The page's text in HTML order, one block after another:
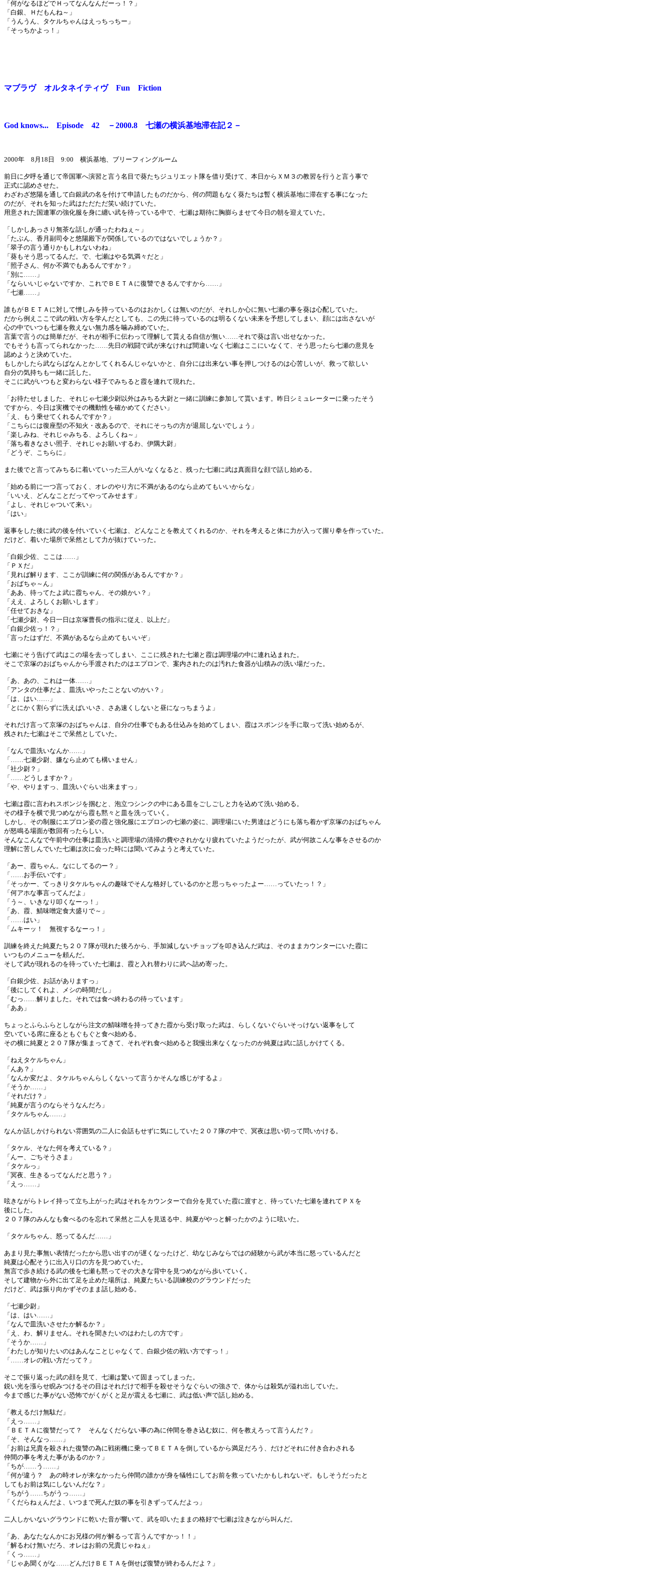
「何がなるほどでＨってなんなんだーっ！？」
「白銀、Ｈだもんね～」
「うんうん、タケルちゃんはえっちっちー」
「そっちかよっ！」
マブラヴ オルタネイティヴ Fun Fiction
God knows... Episode 42 －2000.8 七瀬の横浜基地滞在記２－
2000年 8月18日 9:00 横浜基地、ブリーフィングルーム
前日に夕呼を通じて帝国軍へ演習と言う名目で葵たちジュリエット隊を借り受けて、本日からＸＭ３の教習を行うと言う事で
正式に認めさせた。
わざわざ悠陽を通して白銀武の名を付けて申請したものだから、何の問題もなく葵たちは暫く横浜基地に滞在する事になった
のだが、それを知った武はただただ笑い続けていた。
用意された国連軍の強化服を身に纏い武を待っている中で、七瀬は期待に胸膨らませて今日の朝を迎えていた。
「しかしあっさり無茶な話しが通ったわねぇ～」
「たぶん、香月副司令と悠陽殿下が関係しているのではないでしょうか？」
「翠子の言う通りかもしれないわね」
「葵もそう思ってるんだ。で、七瀬はやる気満々だと」
「照子さん、何か不満でもあるんですか？」
「別に……」
「ならいいじゃないですか、これでＢＥＴＡに復讐できるんですから……」
「七瀬……」
誰もがＢＥＴＡに対して憎しみを持っているのはおかしくは無いのだが、それしか心に無い七瀬の事を葵は心配していた。
だから例えここで武の戦い方を学んだとしても、この先に待っているのは明るくない未来を予想してしまい、顔には出さないが
心の中でいつも七瀬を救えない無力感を噛み締めていた。
言葉で言うのは簡単だが、それが相手に伝わって理解して貰える自信が無い……それで葵は言い出せなかった。
でもそうも言ってられなかった……先日の戦闘で武が来なければ間違いなく七瀬はここにいなくて、そう思ったら七瀬の意見を
認めようと決めていた。
もしかしたら武ならばなんとかしてくれるんじゃないかと、自分には出来ない事を押しつけるのは心苦しいが、救って欲しい
自分の気持ちも一緒に託した。
そこに武がいつもと変わらない様子でみちると霞を連れて現れた。
「お待たせしました、それじゃ七瀬少尉以外はみちる大尉と一緒に訓練に参加して貰います。昨日シミュレーターに乗ったそう
ですから、今日は実機でその機動性を確かめてください」
「え、もう乗せてくれるんですか？」
「こちらには復座型の不知火・改あるので、それにそっちの方が退屈しないでしょう」
「楽しみね、それじゃみちる、よろしくね～」
「落ち着きなさい照子、それじゃお願いするわ、伊隅大尉」
「どうぞ、こちらに」
また後でと言ってみちるに着いていった三人がいなくなると、残った七瀬に武は真面目な顔で話し始める。
「始める前に一つ言っておく、オレのやり方に不満があるのなら止めてもいいからな」
「いいえ、どんなことだってやってみせます」
「よし、それじゃついて来い」
「はい」
返事をした後に武の後を付いていく七瀬は、どんなことを教えてくれるのか、それを考えると体に力が入って握り拳を作っていた。
だけど、着いた場所で呆然として力が抜けていった。
「白銀少佐、ここは……」
「ＰＸだ」
「見れば解ります、ここが訓練に何の関係があるんですか？」
「おばちゃ～ん」
「ああ、待ってたよ武に霞ちゃん、その娘かい？」
「ええ、よろしくお願いします」
「任せておきな」
「七瀬少尉、今日一日は京塚曹長の指示に従え、以上だ」
「白銀少佐っ！？」
「言ったはずだ、不満があるなら止めてもいいぞ」
七瀬にそう告げて武はこの場を去ってしまい、ここに残された七瀬と霞は調理場の中に連れ込まれた。
そこで京塚のおばちゃんから手渡されたのはエプロンで、案内されたのは汚れた食器が山積みの洗い場だった。
「あ、あの、これは一体……」
「アンタの仕事だよ、皿洗いやったことないのかい？」
「は、はい……」
「とにかく割らずに洗えばいいさ、さあ速くしないと昼になっちまうよ」
それだけ言って京塚のおばちゃんは、自分の仕事でもある仕込みを始めてしまい、霞はスポンジを手に取って洗い始めるが、
残された七瀬はそこで呆然としていた。
「なんで皿洗いなんか……」
「……七瀬少尉、嫌なら止めても構いません」
「社少尉？」
「……どうしますか？」
「や、やりますっ、皿洗いぐらい出来ますっ」
七瀬は霞に言われスポンジを掴むと、泡立つシンクの中にある皿をごしごしと力を込めて洗い始める。
その様子を横で見つめながら霞も黙々と皿を洗っていく。
しかし、その制服にエプロン姿の霞と強化服にエプロンの七瀬の姿に、調理場にいた男達はどうにも落ち着かず京塚のおばちゃん
が怒鳴る場面が数回有ったらしい。
そんなこんなで午前中の仕事は皿洗いと調理場の清掃の費やされかなり疲れていたようだったが、武が何故こんな事をさせるのか
理解に苦しんでいた七瀬は次に会った時には聞いてみようと考えていた。
「あー、霞ちゃん。なにしてるのー？」
「……お手伝いです」
「そっかー、てっきりタケルちゃんの趣味でそんな格好しているのかと思っちゃったよー……っていたっ！？」
「何アホな事言ってんだよ」
「う～、いきなり叩くなーっ！」
「あ、霞、鯖味噌定食大盛りで～」
「……はい」
「ムキーッ！ 無視するなーっ！」
訓練を終えた純夏たち２０７隊が現れた後ろから、手加減しないチョップを叩き込んだ武は、そのままカウンターにいた霞に
いつものメニューを頼んだ。
そして武が現れるのを待っていた七瀬は、霞と入れ替わりに武へ詰め寄った。
「白銀少佐、お話がありますっ」
「後にしてくれよ、メシの時間だし」
「むっ……解りました。それでは食べ終わるの待っています」
「ああ」
ちょっとふらふらとしながら注文の鯖味噌を持ってきた霞から受け取った武は、らしくないぐらいそっけない返事をして
空いている席に座るともぐもぐと食べ始める。
その横に純夏と２０７隊が集まってきて、それぞれ食べ始めると我慢出来なくなったのか純夏は武に話しかけてくる。
「ねえタケルちゃん」
「んあ？」
「なんか変だよ、タケルちゃんらしくないって言うかそんな感じがするよ」
「そうか……」
「それだけ？」
「純夏が言うのならそうなんだろ」
「タケルちゃん……」
なんか話しかけられない雰囲気の二人に会話もせずに気にしていた２０７隊の中で、冥夜は思い切って問いかける。
「タケル、そなた何を考えている？」
「んー、ごちそうさま」
「タケルっ」
「冥夜、生きるってなんだと思う？」
「えっ……」
呟きながらトレイ持って立ち上がった武はそれをカウンターで自分を見ていた霞に渡すと、待っていた七瀬を連れてＰＸを
後にした。
２０７隊のみんなも食べるのを忘れて呆然と二人を見送る中、純夏がやっと解ったかのように呟いた。
「タケルちゃん、怒ってるんだ……」
あまり見た事無い表情だったから思い出すのが遅くなったけど、幼なじみならではの経験から武が本当に怒っているんだと
純夏は心配そうに出入り口の方を見つめていた。
無言で歩き続ける武の後を七瀬も黙ってその大きな背中を見つめながら歩いていく。
そして建物から外に出て足を止めた場所は、純夏たちいる訓練校のグラウンドだった
だけど、武は振り向かずそのまま話し始める。
「七瀬少尉」
「は、はい……」
「なんで皿洗いさせたか解るか？」
「え、わ、解りません。それを聞きたいのはわたしの方です」
「そうか……」
「わたしが知りたいのはあんなことじゃなくて、白銀少佐の戦い方ですっ！」
「……オレの戦い方だって？」
そこで振り返った武の顔を見て、七瀬は驚いて固まってしまった。
鋭い光を漲らせ睨みつけるその目はそれだけで相手を殺せそうなぐらいの強さで、体からは殺気が溢れ出していた。
今まで感じた事がない恐怖でがくがくと足が震える七瀬に、武は低い声で話し始める。
「教えるだけ無駄だ」
「えっ……」
「ＢＥＴＡに復讐だって？ そんなくだらない事の為に仲間を巻き込む奴に、何を教えろって言うんだ？」
「そ、そんなっ……」
「お前は兄貴を殺された復讐の為に戦術機に乗ってＢＥＴＡを倒しているから満足だろう、だけどそれに付き合わされる
仲間の事を考えた事があるのか？」
「ちが……う……」
「何が違う？ あの時オレが来なかったら仲間の誰かが身を犠牲にしてお前を救っていたかもしれないぞ。もしそうだったと
してもお前は気にしないんだな？」
「ちがう……ちがうっ……」
「くだらねぇんだよ、いつまで死んだ奴の事を引きずってんだよっ」
二人しかいないグラウンドに乾いた音が響いて、武を叩いたままの格好で七瀬は泣きながら叫んだ。
「あ、あなたなんかにお兄様の何が解るって言うんですかっ！！」
「解るわけ無いだろ、オレはお前の兄貴じゃねぇ」
「くっ……」
「じゃあ聞くがな……どんだけＢＥＴＡを倒せば復讐が終わるんだよ？」